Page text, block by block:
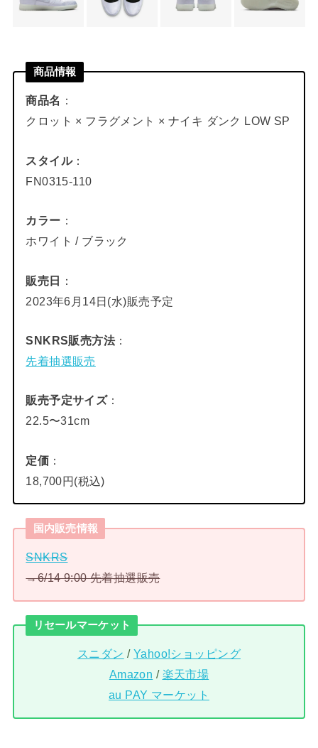
商品情報
商品名 ：
クロット × フラグメント × ナイキ ダンク LOW SP
スタイル：
FN0315-110
カラー ：
ホワイト / ブラック
販売日 ：
2023年6月14日(水)販売予定
SNKRS販売方法：
先着抽選販売
販売予定サイズ：
22.5〜31cm
定価 ：
18,700円(税込)
国内販売情報
SNKRS
→6/14 9:00 先着抽選販売
リセールマーケット
スニダン / Yahoo!ショッピング
Amazon / 楽天市場
au PAY マーケット